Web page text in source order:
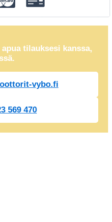
tilauksesi kanssa,
vybo.fi
569 470